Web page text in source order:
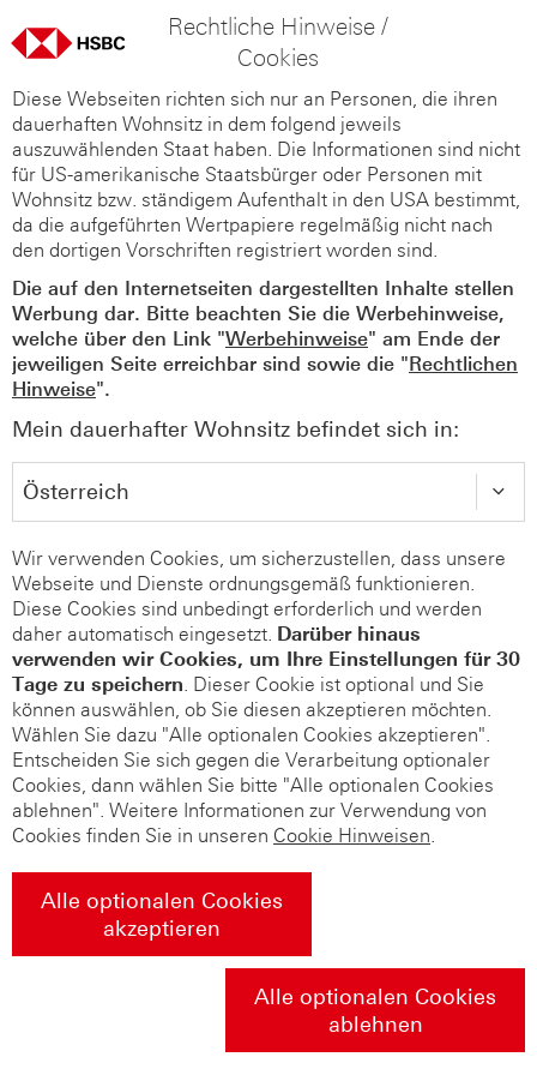
Rechtliche Hinweise /
Cookies
Diese Webseiten richten sich nur an Personen, die ihren
dauerhaften Wohnsitz in dem folgend jeweils
auszuwählenden Staat haben. Die Informationen sind nicht
für US-amerikanische Staatsbürger oder Personen mit
Wohnsitz bzw. ständigem Aufenthalt in den USA bestimmt,
da die aufgeführten Wertpapiere regelmäßig nicht nach
den dortigen Vorschriften registriert worden sind.
Die auf den Internetseiten dargestellten Inhalte stellen
Werbung dar. Bitte beachten Sie die Werbehinweise,
welche über den Link "Werbehinweise" am Ende der
jeweiligen Seite erreichbar sind sowie die "Rechtlichen
Hinweise".
Mein dauerhafter Wohnsitz befindet sich in:
Wir verwenden Cookies, um sicherzustellen, dass unsere
Webseite und Dienste ordnungsgemäß funktionieren.
Diese Cookies sind unbedingt erforderlich und werden
daher automatisch eingesetzt. Darüber hinaus
verwenden wir Cookies, um Ihre Einstellungen für 30
Tage zu speichern. Dieser Cookie ist optional und Sie
können auswählen, ob Sie diesen akzeptieren möchten.
Wählen Sie dazu "Alle optionalen Cookies akzeptieren".
Entscheiden Sie sich gegen die Verarbeitung optionaler
Cookies, dann wählen Sie bitte "Alle optionalen Cookies
ablehnen". Weitere Informationen zur Verwendung von
Cookies finden Sie in unseren Cookie Hinweisen.
Alle optionalen Cookies
akzeptieren
Alle optionalen Cookies
ablehnen